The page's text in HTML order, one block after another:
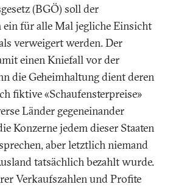
(BGÖ) soll der
ein für alle Mal jegliche Einsicht
verweigert werden. Der
einen Kniefall vor der
die Geheimhaltung dient deren
fiktive «Schaufensterpreise»
Länder gegeneinander
Konzerne jedem dieser Staaten
aber letztlich niemand
tatsächlich bezahlt wurde.
Verkaufszahlen und Profite